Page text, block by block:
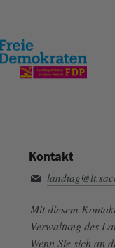
Kontakt
Mit diesem
Verwaltung des
Wenn Sie sich an